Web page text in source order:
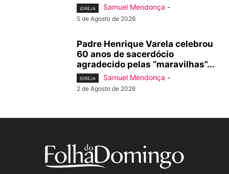
IGREJA Samuel Mendonça -
5 de Agosto de 2026
Padre Henrique Varela celebrou
60 anos de sacerdócio
agradecido pelas “maravilhas”...
IGREJA Samuel Mendonça -
2 de Agosto de 2026